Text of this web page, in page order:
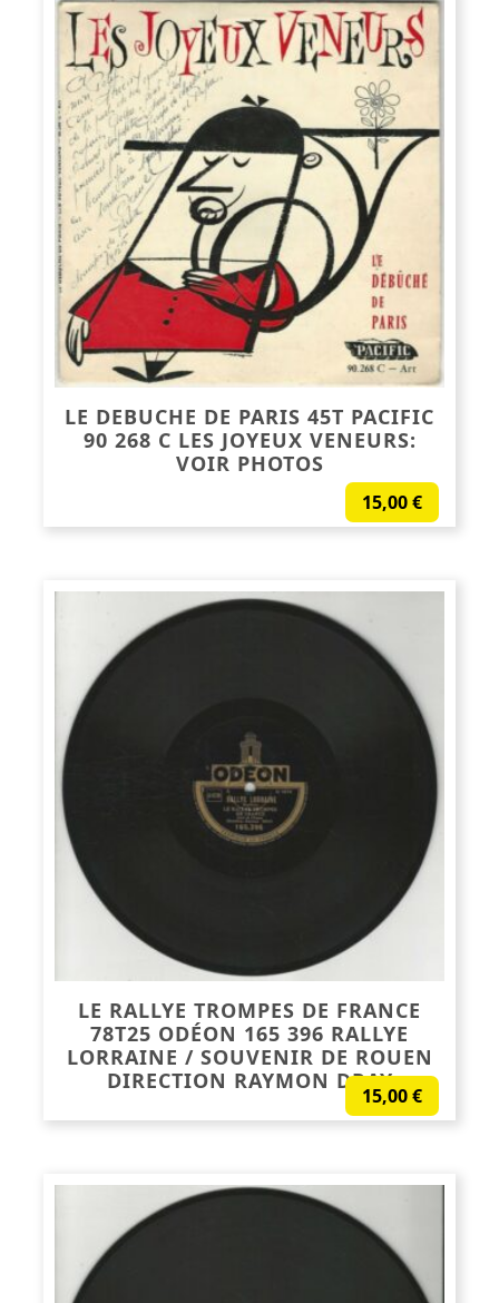
LE DEBUCHE DE PARIS 45T PACIFIC
90 268 C LES JOYEUX VENEURS:
VOIR PHOTOS
15,00€
LE RALLYE TROMPES DE FRANCE
78T25 ODÉON 165 396 RALLYE
LORRAINE / SOUVENIR DE ROUEN
DIRECTION RAYMON DRAY
15,00€